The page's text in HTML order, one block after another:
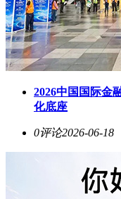
2026中国国际金
化底座
0评论2026-06-18